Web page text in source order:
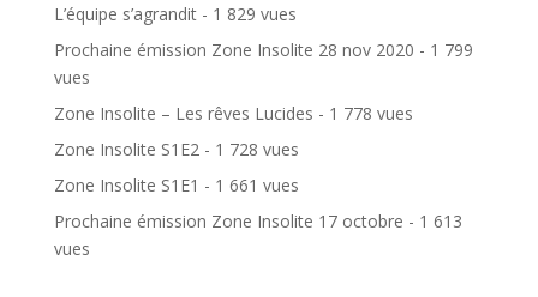
L’équipe s’agrandit- 1 829 vues
Prochaine émission Zone Insolite 28 nov 2020 - 1 799
vues
Zone Insolite – Les rêves Lucides - 1 778 vues
Zone Insolite S1E2 - 1 728 vues
Zone Insolite S1E1 - 1 661 vues
Prochaine émission Zone Insolite 17 octobre - 1 613
vues